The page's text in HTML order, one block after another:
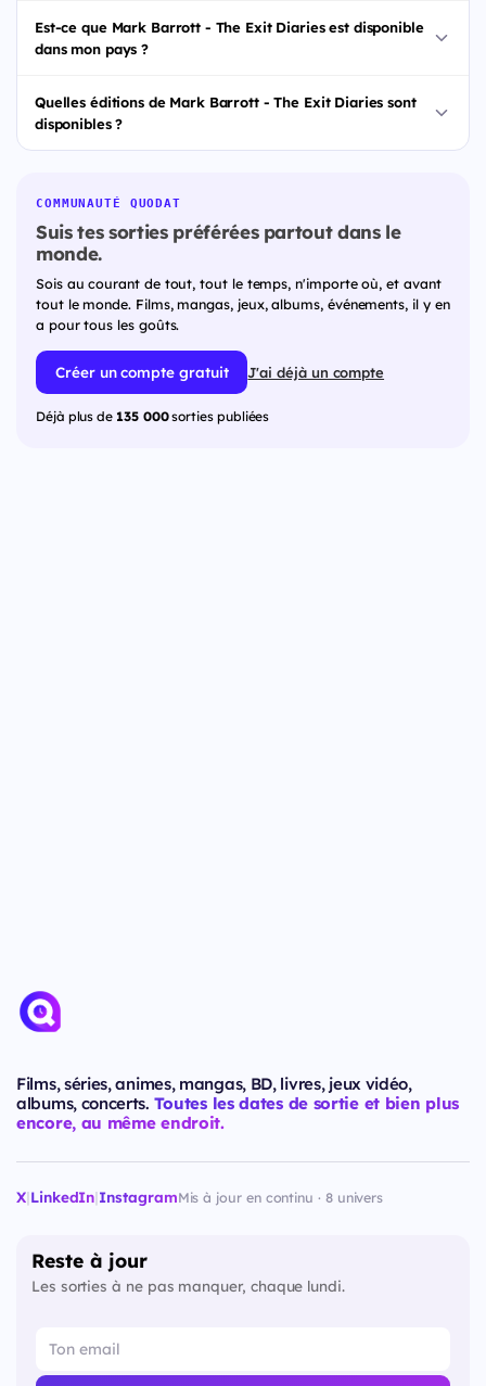
Est-ce que Mark Barrott - The Exit Diaries est disponible
dans mon pays ?
Quelles éditions de Mark Barrott - The Exit Diaries sont
disponibles ?
COMMUNAUTÉ QUODAT
Suis tes sorties préférées partout dans le
monde.
Sois au courant de tout, tout le temps, n'importe où, et avant
tout le monde. Films, mangas, jeux, albums, événements, il y en
a pour tous les goûts.
Créer un compte gratuit J'ai déjà un compte
Déjà plus de 135 000sorties publiées
Films, séries, animes, mangas, BD, livres, jeux vidéo,
albums, concerts. Toutes les dates de sortie et bien plus
encore, au même endroit.
X|LinkedIn|InstagramMis à jour en continu · 8 univers
Reste à jour
Les sorties à ne pas manquer, chaque lundi.